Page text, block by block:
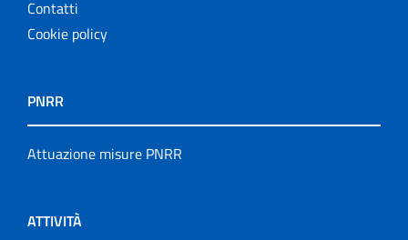
Contatti
Cookie policy
PNRR
Attuazione misure PNRR
ATTIVITÀ